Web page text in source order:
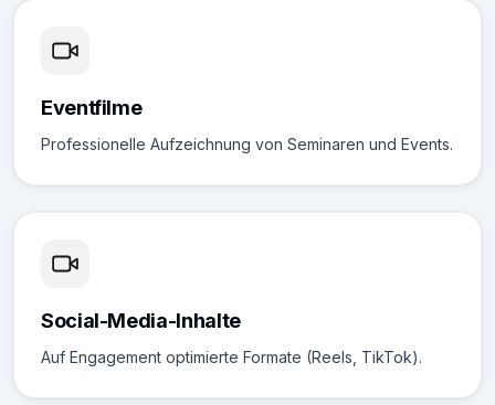
Eventfilme
Professionelle Aufzeichnung von Seminaren und Events.
Social-Media-Inhalte
Auf Engagement optimierte Formate (Reels, TikTok).